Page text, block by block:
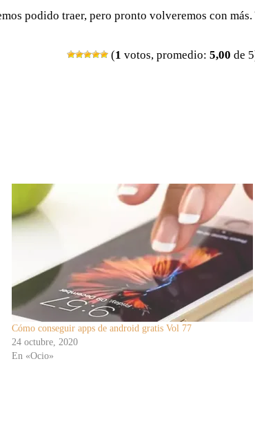
podido traer, pero pronto volveremos con
(1 votos, promedio: 5,00 de
Cómo conseguir apps de android gratis Vol 77
24 octubre, 2020
En «Ocio»